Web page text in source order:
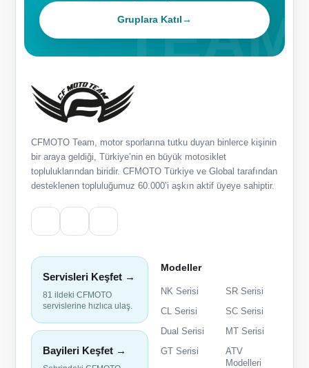
Gruplara Katıl→
CFMOTO Team, motor sporlarına tutku duyan binlerce kişinin
bir araya geldiği, Türkiye’nin en büyük motosiklet
topluluklarından biridir. CFMOTO Türkiye ve Global tarafından
desteklenen topluluğumuz 60.000’i aşkın aktif üyeye sahiptir.
Servisleri Keşfet →
81 ildeki CFMOTO
servislerine hızlıca ulaş.
Bayileri Keşfet →
Modeller
NK Serisi
SR Serisi
CL Serisi
SC Serisi
Dual Serisi
MT Serisi
GT Serisi
ATV
Modelleri